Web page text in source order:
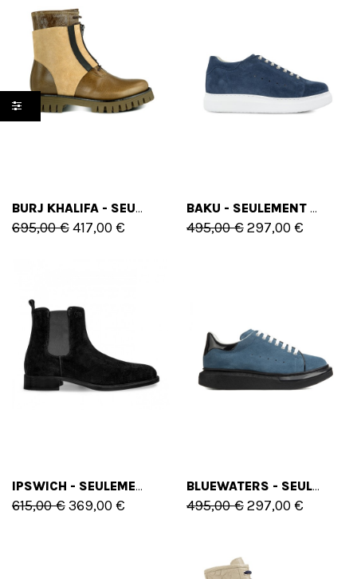
BURJ KHALIFA - SEULEMENT 41 EU - 8 US
695,00 €417,00 €
BAKU - SEULEMENT 43 EU - 10 US
495,00 €297,00 €
IPSWICH - SEULEMENT 41 EU - 8 US
615,00 €369,00 €
BLUEWATERS - SEULEMENT 44 EU
495,00 €297,00 €